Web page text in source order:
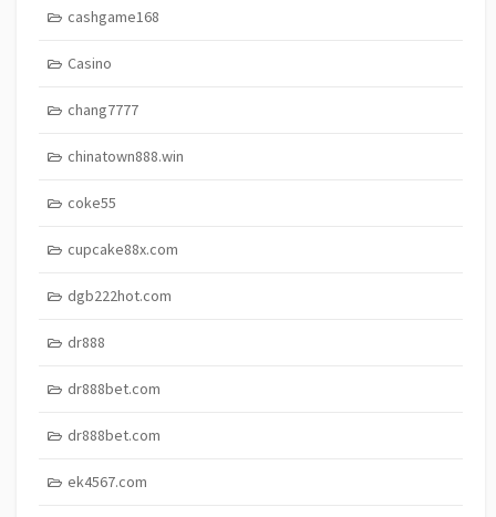
cashgame168
Casino
chang7777
chinatown888.win
coke55
cupcake88x.com
dgb222hot.com
dr888
dr888bet.com
dr888bet.com
ek4567.com